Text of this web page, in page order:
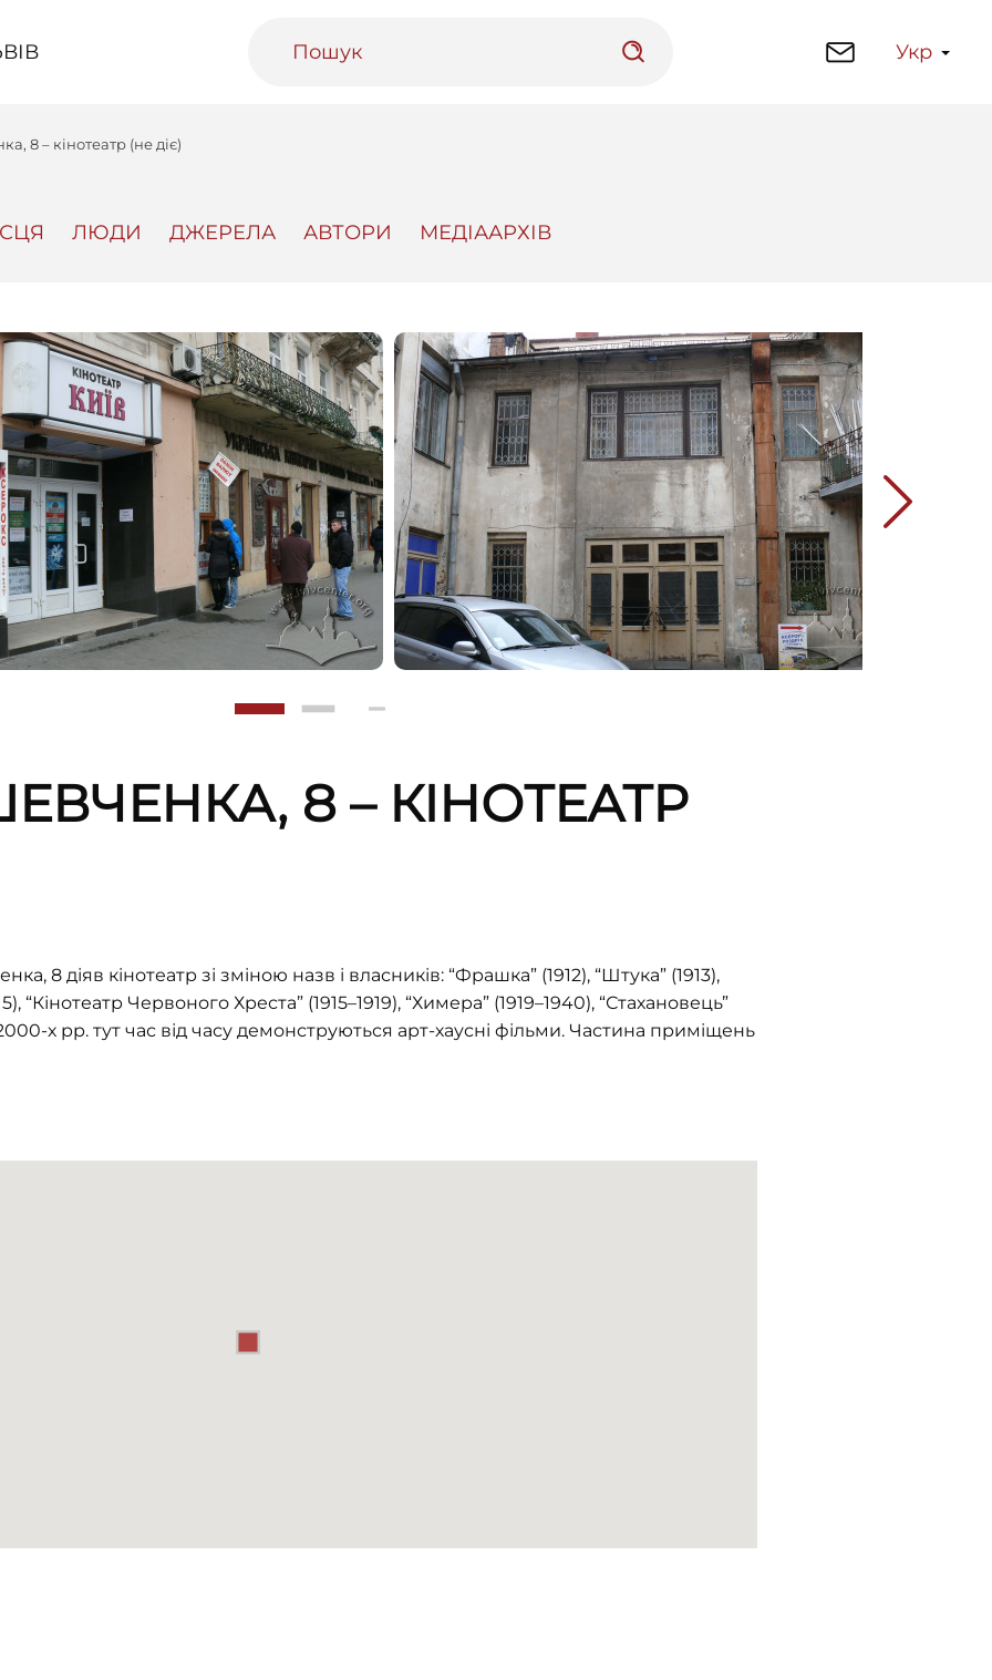
Укр
8 – кінотеатр (не діє)
ЛЮДИ ДЖЕРЕЛА АВТОРИ МЕДІААРХІВ
8 – КІНОТЕАТР
8 діяв кінотеатр зі зміною назв і власників: “Фрашка” (1912), “Штука” (1913),
“Кінотеатр Червоного Хреста” (1915–1919), “Химера” (1919–1940), “Стахановець”
2000-х рр. тут час від часу демонструються арт-хаусні фільми. Частина приміщень